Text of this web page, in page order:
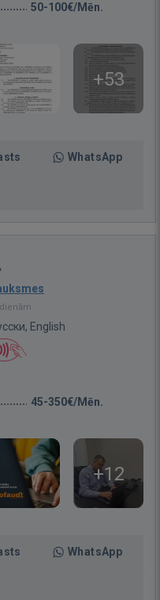
50-100€/Mēn.
+53
WhatsApp
English
45-350€/Mēn.
+12
WhatsApp